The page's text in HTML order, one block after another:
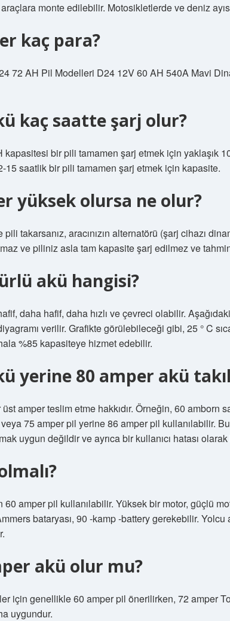
monte edilebilir. Motosikletlerde ve deniz
kaç para?
72 AH Pil Modelleri D24 12V 60 AH 540A Mavi
kaç saatte şarj olur?
kapasitesi bir pili tamamen şarj etmek için yaklaşık
15 saatlik bir pili tamamen şarj etmek için kapasite.
yüksek olursa ne olur?
takarsanız, aracınızın alternatörü (şarj cihazı
ve piliniz asla tam kapasite şarj edilmez ve
akü hangisi?
daha hafif, daha hızlı ve çevreci olabilir.
verilir. Grafikte görülebileceği gibi, 25 ° C
%85 kapasiteye hizmet edebilir.
yerine 80 amper akü
amper teslim etme hakkıdır. Örneğin, 60 amborn
75 amper pil yerine 86 amper pil kullanılabilir.
uygun değildir ve ayrıca bir kullanıcı hatası
amper pil kullanılabilir. Yüksek bir motor, güçlü
bataryası, 90 -kamp -battery gerekebilir.
akü olur mu?
için genellikle 60 amper pil önerilirken, 72 amper
uygundur.